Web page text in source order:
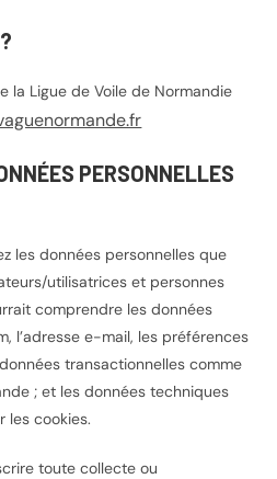
la Ligue de Voile de Normandie
PERSONNELLES
les données personnelles que
utilisatrices et personnes
comprendre les données
l’adresse e-mail, les préférences
transactionnelles comme
; et les données techniques
les cookies.
toute collecte ou